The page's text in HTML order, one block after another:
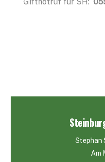
Giftnotruf für SH:
Stephan
Am